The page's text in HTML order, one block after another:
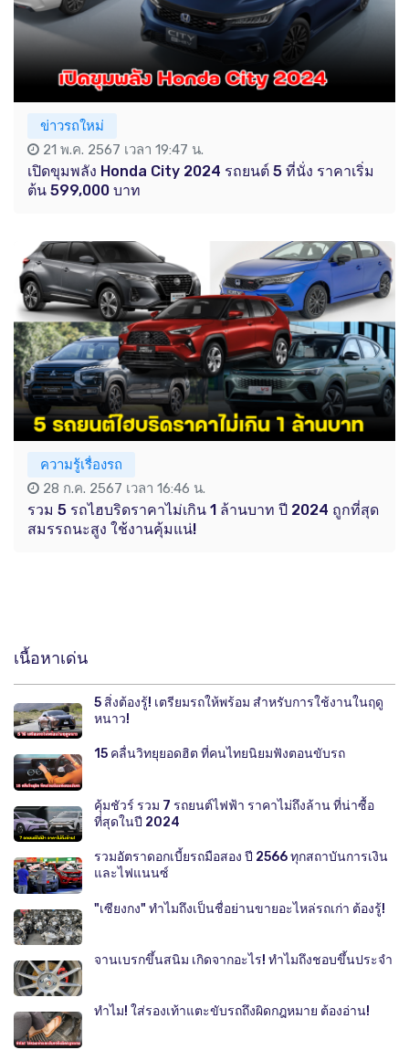
ข่าวรถใหม่
21 พ.ค. 2567 เวลา 19:47 น.
เปิดขุมพลัง Honda City 2024 รถยนต์ 5 ที่นั่ง ราคาเริ่ม
ต้น 599,000 บาท
ความรู้เรื่องรถ
28 ก.ค. 2567 เวลา 16:46 น.
รวม 5 รถไฮบริดราคาไม่เกิน 1 ล้านบาท ปี 2024 ถูกที่สุด
สมรรถนะสูง ใช้งานคุ้มแน่!
เนื้อหาเด่น
5 สิ่งต้องรู้! เตรียมรถให้พร้อม สำหรับการใช้งานในฤดู
หนาว!
15 คลื่นวิทยุยอดฮิต ที่คนไทยนิยมฟังตอนขับรถ
คุ้มชัวร์ รวม 7 รถยนต์ไฟฟ้า ราคาไม่ถึงล้าน ที่น่าซื้อ
ที่สุดในปี 2024
รวมอัตราดอกเบี้ยรถมือสอง ปี 2566 ทุกสถาบันการเงิน
และไฟแนนซ์
"เซียงกง" ทำไมถึงเป็นชื่อย่านขายอะไหล่รถเก่า ต้องรู้!
จานเบรกขึ้นสนิม เกิดจากอะไร! ทำไมถึงชอบขึ้นประจำ
ทำไม! ใส่รองเท้าแตะขับรถถึงผิดกฎหมาย ต้องอ่าน!